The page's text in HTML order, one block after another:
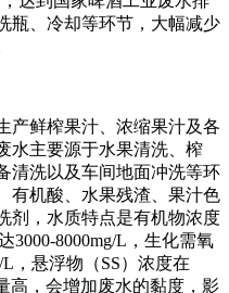
瓶、冷却等环节，大幅减少
产鲜榨果汁、浓缩果汁及各
水主要源于水果清洗、榨
清洗以及车间地面冲洗等环
有机酸、水果残渣、果汁色
剂，水质特点是有机物浓度
3000-8000mg/L，生化需氧
，悬浮物（SS）浓度在
高，会增加废水的黏度，影